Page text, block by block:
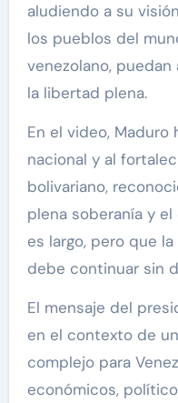
aludiendo a su
los pueblos del
venezolano,
la libertad plena.
En el video, Maduro
nacional y al
bolivariano,
plena soberanía y
es largo, pero que
debe continuar sin
El mensaje del
en el contexto de
complejo para
económicos,